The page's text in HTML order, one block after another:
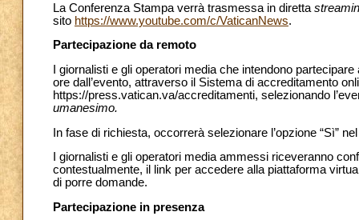
La Conferenza Stampa verrà trasmessa in diretta
sito https://www.youtube.com/c/VaticanNews.
Partecipazione da remoto
I giornalisti e gli operatori media che intendono
ore dall’evento, attraverso il Sistema di accreditamento
https://press.vatican.va/accreditamenti, selezionando
umanesimo.
In fase di richiesta, occorrerà selezionare l’opzione “Sì”
I giornalisti e gli operatori media ammessi riceveranno
contestualmente, il link per accedere alla piattaforma
di porre domande.
Partecipazione in presenza